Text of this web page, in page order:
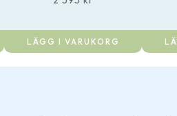
LÄGG I VARUKORG